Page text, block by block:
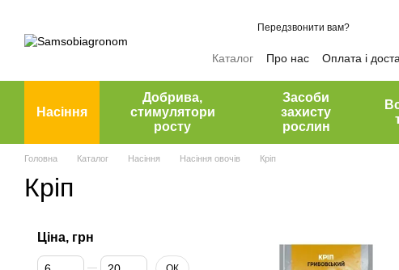
Передзвонити вам?
Каталог Про нас Оплата і
Насіння
Добрива,
стимулятори
росту
Засоби
захисту
рослин
Головна Каталог Насіння Насіння овочів Кріп
Кріп
Ціна, грн
Від Ціна, грн
До Ціна, грн